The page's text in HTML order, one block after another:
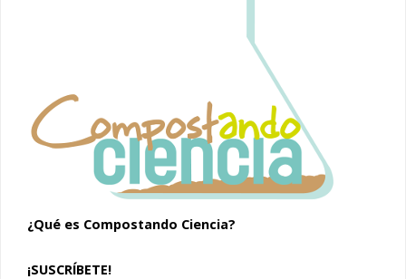
¿Qué es Compostando Ciencia?
¡SUSCRÍBETE!